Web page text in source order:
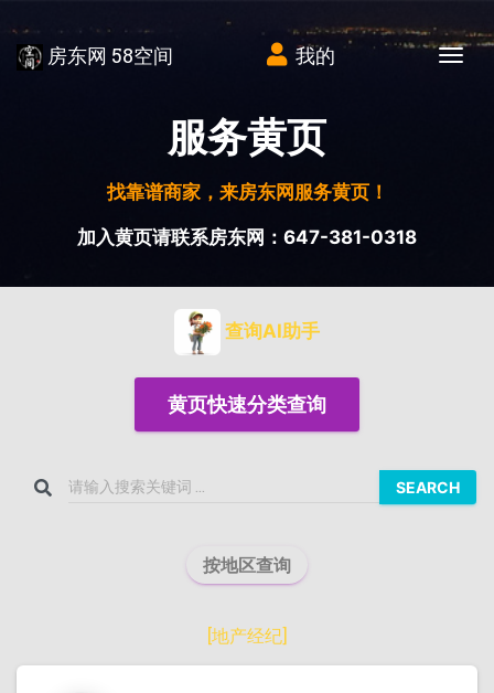
房东网 58空间 我的
服务黄页
找靠谱商家，来房东网服务黄页！
加入黄页请联系房东网：647-381-0318
查询AI助手
黄页快速分类查询
SEARCH
按地区查询
[地产经纪]